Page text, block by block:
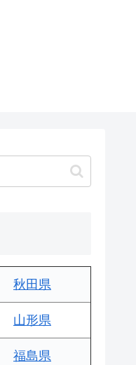
秋田県
山形県
福島県